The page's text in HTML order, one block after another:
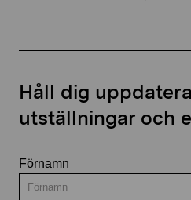
Håll dig
utställningar och
Förnamn